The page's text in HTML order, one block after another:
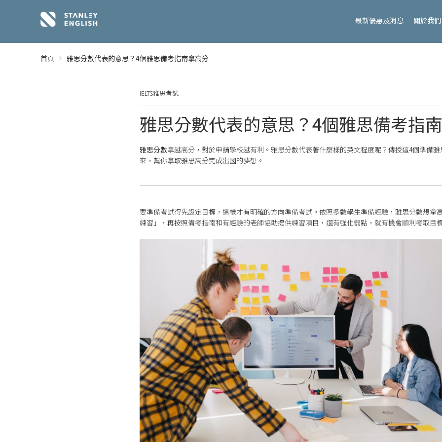
最新優惠及消息 關於我們
首頁 雅思分數代表的意思？4個雅思備考指南拿高分
IELTS雅思考試
雅思分數代表的意思？4個雅思備考指
雅思分數拿越高分，對於申請學校越有利。雅思分數代表著什麼樣的英文程度呢？傳授這4個準備
來，幫你拿取雅思高分完成出國的夢想。
要準備考試得先設定目標，這樣才有明確的方向準備考試。依照多數學生準備經驗，雅思分數想拿
練習」，再按照備考指南和有經驗的老師協助提供練習項目，還有強化弱點，就有機會順利考取目